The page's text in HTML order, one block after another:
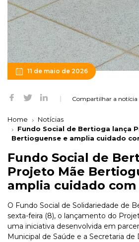
11 de maio de 2026
Compartilhar a notícia
Home
Notícias
Fundo Social de Bertioga lança
Bertioguense e amplia cuidado
Fundo Social de
Projeto Mãe
amplia cuidado
O Fundo Social de Solidariedade de
sexta-feira (8), o lançamento do
uma iniciativa desenvolvida em
Municipal de Saúde e a Secretaria